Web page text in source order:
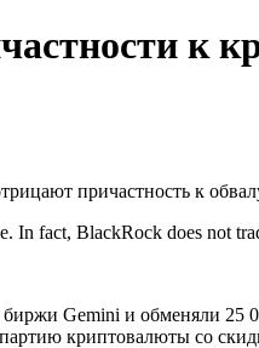
к
причастность к
In fact, BlackRock does not
Gemini и обменяли 25
криптовалюты со